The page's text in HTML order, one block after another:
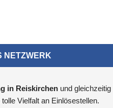
NETZWERK
in Reiskirchenund gleichzeitig
tolle Vielfalt an Einlösestellen.